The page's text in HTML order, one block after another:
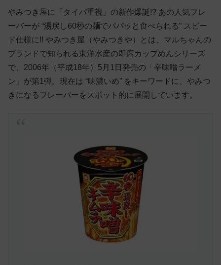
やみつき屋に「タイパ重視」の新作爆誕!? あの人気フレ
ーバーが “湯戻し60秒の麺でパパッと食べられる” スピー
ド仕様に!! やみつき屋（やみつきや）とは、マルちゃんの
ブランドで知られる東洋水産の即席カップめんシリーズ
で、2006年（平成18年）5月1日発売の「辛味噌ラーメ
ン」が第1弾。現在は “味濃いめ” をキーワードに、やみつ
きになるフレーバーをスポット的に展開しています。